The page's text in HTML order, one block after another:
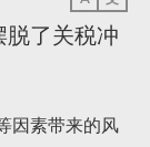
了关税冲
因素带来的风